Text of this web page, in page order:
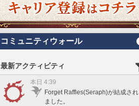
コミュニティウォール
最新アクティビティ
本日 4:39
Forget Raffles(Seraph)が結成され
ました。